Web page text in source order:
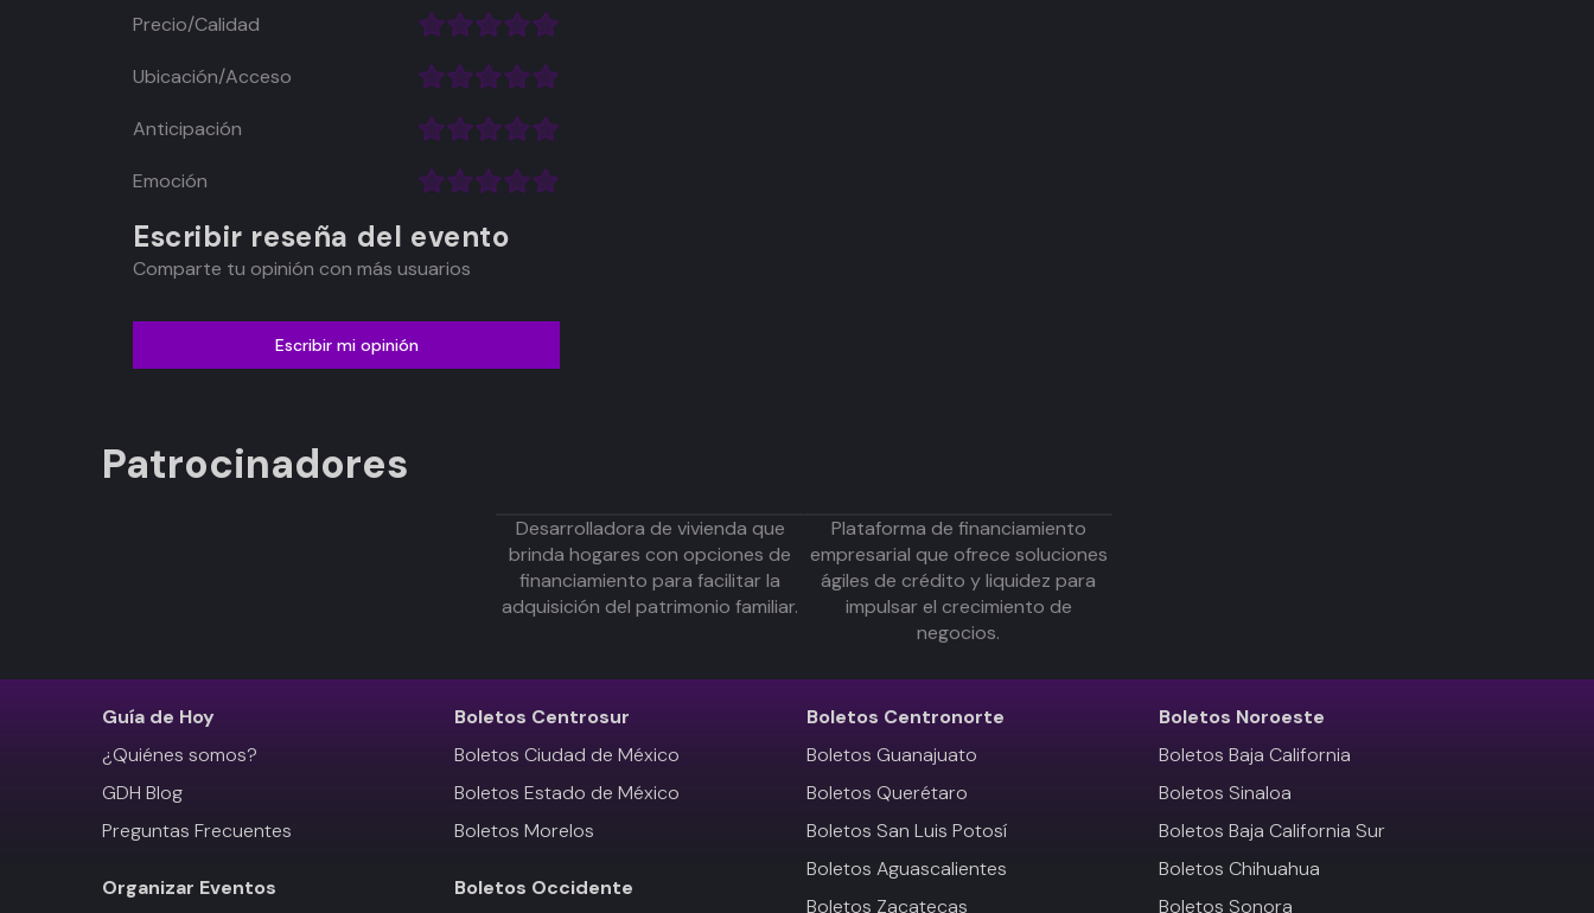
Precio/Calidad
Ubicación/Acceso
Anticipación
Emoción
Escribir reseña del evento
Comparte tu opinión con más usuarios
Escribir mi opinión
Patrocinadores
Desarrolladora de vivienda que
brinda hogares con opciones de
financiamiento para facilitar la
adquisición del patrimonio familiar.
Plataforma de financiamiento
empresarial que ofrece soluciones
ágiles de crédito y liquidez para
impulsar el crecimiento de
negocios.
Guía de Hoy
¿Quiénes somos?
GDH Blog
Preguntas Frecuentes
Organizar Eventos
Boletos Centrosur
Boletos Ciudad de México
Boletos Estado de México
Boletos Morelos
Boletos Occidente
Boletos Centronorte
Boletos Guanajuato
Boletos Querétaro
Boletos San Luis Potosí
Boletos Aguascalientes
Boletos Zacatecas
Boletos Noroeste
Boletos Baja California
Boletos Sinaloa
Boletos Baja California Sur
Boletos Chihuahua
Boletos Sonora